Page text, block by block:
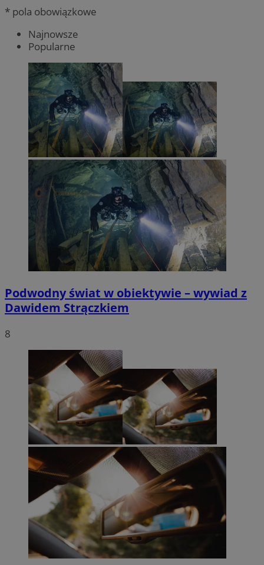
* pola obowiązkowe
Najnowsze
Popularne
Podwodny świat w obiektywie – wywiad z
Dawidem Strączkiem
8